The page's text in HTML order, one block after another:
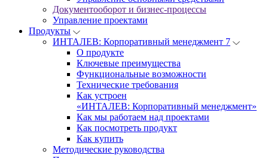
Документооборот и бизнес-процессы
Управление проектами
Продукты
ИНТАЛЕВ: Корпоративный менеджмент 7
О продукте
Ключевые преимущества
Функциональные возможности
Технические требования
Как устроен
«ИНТАЛЕВ: Корпоративный менеджмент»
Как мы работаем над проектами
Как посмотреть продукт
Как купить
Методические руководства